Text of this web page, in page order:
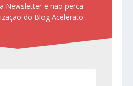
Newsletter e não perca
do Blog Acelerato .